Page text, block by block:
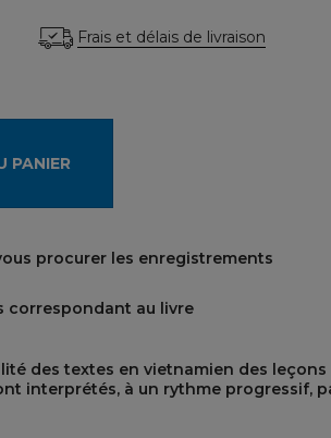
Frais et délais de livraison
PANIER
procurer les enregistrements
correspondant au livre
des textes en vietnamien des leçons
interprétés, à un rythme progressif,